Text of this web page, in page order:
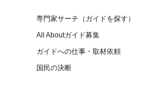
専門家サーチ（ガイドを探す）
All Aboutガイド募集
ガイドへの仕事・取材依頼
国民の決断